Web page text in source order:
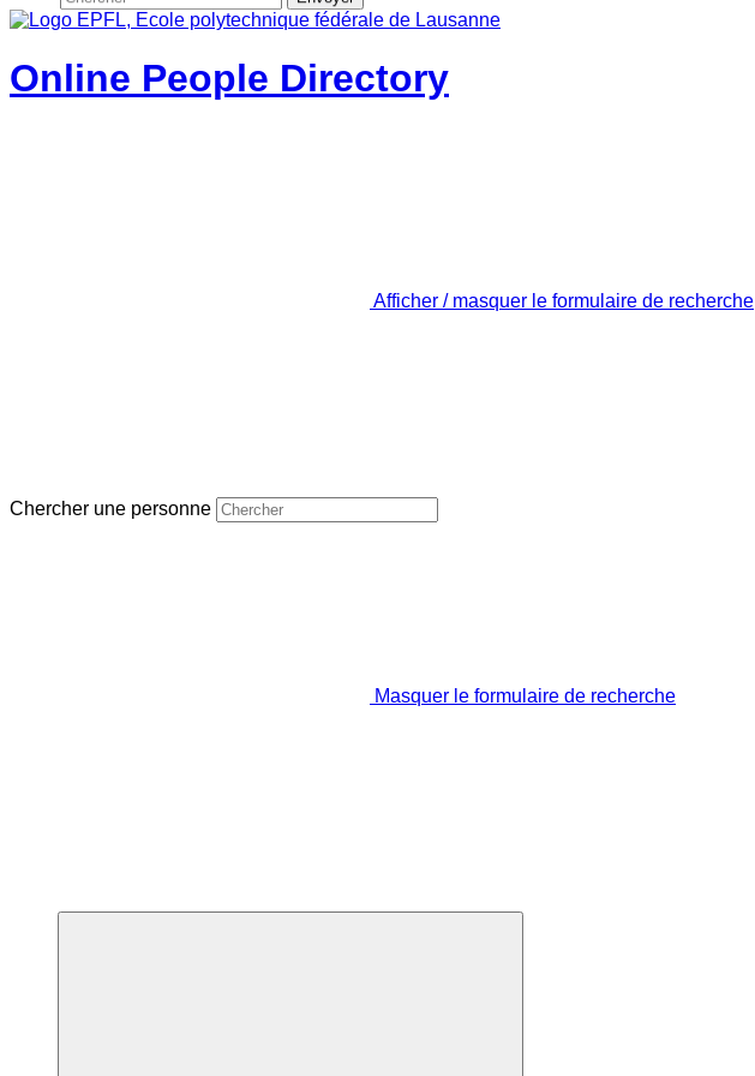
Online People Directory
Afficher / masquer le formulaire de recherche
Chercher une personne
Masquer le formulaire de recherche